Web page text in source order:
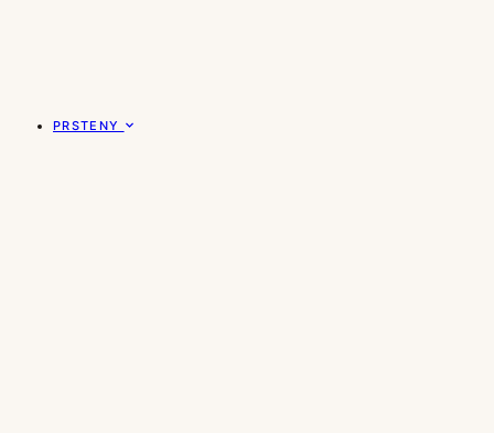
PRSTENY